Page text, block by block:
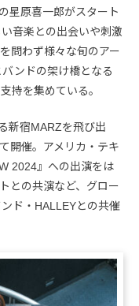
星原喜一郎がスタート
音楽との出会いや刺激
問わず様々な旬のアー
ンドの架け橋となる
持を集めている。
新宿MARZを飛び出
開催。アメリカ・テキ
2024』への出演をは
との共演など、グロー
ド・HALLEYとの共催